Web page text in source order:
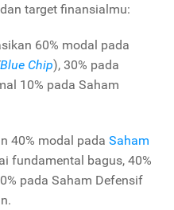
target finansialmu:
60% modal pada
Blue Chip),30% pada
10% pada Saham
40% modal pada Saham
fundamental bagus,40%
pada Saham Defensif